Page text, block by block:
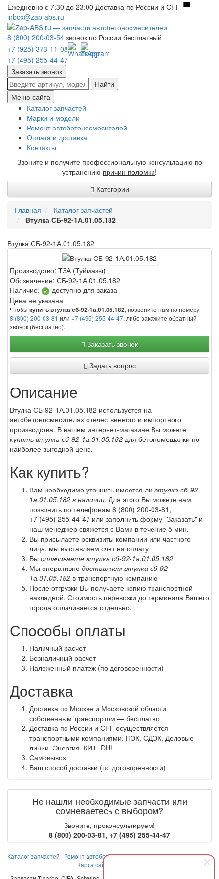
Ежедневно с 7:30 до 23:00 Доставка по России и СНГ
inbox@zap-abs.ru
8 (800) 200-03-54 звонок по России бесплатный
+7 (925) 373-11-08
+7 (495) 255-44-47
Заказать звонок
Найти
Меню сайта
Каталог запчастей
Марки и модели
Ремонт автобетоносмесителей
Оплата и доставка
Контакты
Звоните и получите профессиональную консультацию по
устранению причин поломки!
Категории
Главная
Каталог запчастей
Втулка СБ-92-1А.01.05.182
Втулка СБ-92-1А.01.05.182
Производство: ТЗА (Туймазы)
Обозначение: СБ-92-1А.01.05.182
Наличие:
доступно для заказа
Цена не указана
Чтобы купить втулка сб-92-1а.01.05.182, позвоните нам по номеру
8 (800) 200-03-81 или +7 (495) 255-44-47, либо закажите обратный
звонок (бесплатно).
Заказать звонок
Задать вопрос
Описание
Втулка СБ-92-1А.01.05.182 используется на
автобетоносмесителях отечественного и импортного
производства. В нашем интернет-магазине Вы можете
купить втулка сб-92-1а.01.05.182 для бетономешалки по
наиболее выгодной цене.
Как купить?
Вам необходимо уточнить имеется ли втулка сб-92-
1а.01.05.182 в наличии. Для этого Вы можете нам
позвонить по телефонам 8 (800) 200-03-81 ,
+7 (495) 255-44-47 или заполнить форму "Заказать" и
наш менеджер свяжется с Вами в течение 5 мин.
Вы присылаете реквизиты компании или частного
лица, мы выставляем счет на оплату
Вы оплачиваете втулка сб-92-1а.01.05.182
Мы оперативно доставляем втулка сб-92-
1а.01.05.182 в транспортную компанию
После отгрузки Вы получаете копию транспортной
накладной. Стоимость перевозки до терминала Вашего
города оплачивается отдельно.
Способы оплаты
Наличный расчет
Безналичный расчет
Наложенный платеж (по договоренности)
Доставка
Доставка по Москве и Московской области
собственным транспортом — бесплатно
Доставка по России и СНГ осуществляется
транспортными компаниями: ПЭК, СДЭК, Деловые
линии, Энергия, КИТ, DHL
Самовывоз
Ваш способ доставки (по договоренности)
Не нашли необходимые запчасти или
сомневаетесь с выбором?
Звоните, проконсультируем!
8 (800) 200-03-81, +7 (495) 255-44-47
Каталог запчастей | Ремонт автобетоносмесителей|Оплата и доставка|
Карта сайта